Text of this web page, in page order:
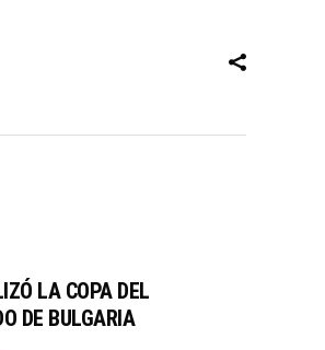
LA COPA DEL
DE BULGARIA